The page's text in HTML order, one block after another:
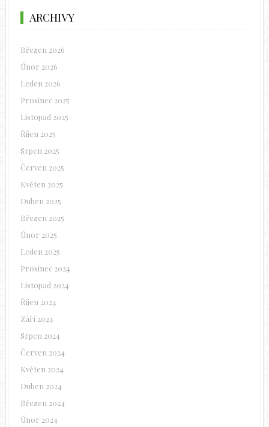
ARCHIVY
Březen 2026
Únor 2026
Leden 2026
Prosinec 2025
Listopad 2025
Říjen 2025
Srpen 2025
Červen 2025
Květen 2025
Duben 2025
Březen 2025
Únor 2025
Leden 2025
Prosinec 2024
Listopad 2024
Říjen 2024
Září 2024
Srpen 2024
Červen 2024
Květen 2024
Duben 2024
Březen 2024
Únor 2024